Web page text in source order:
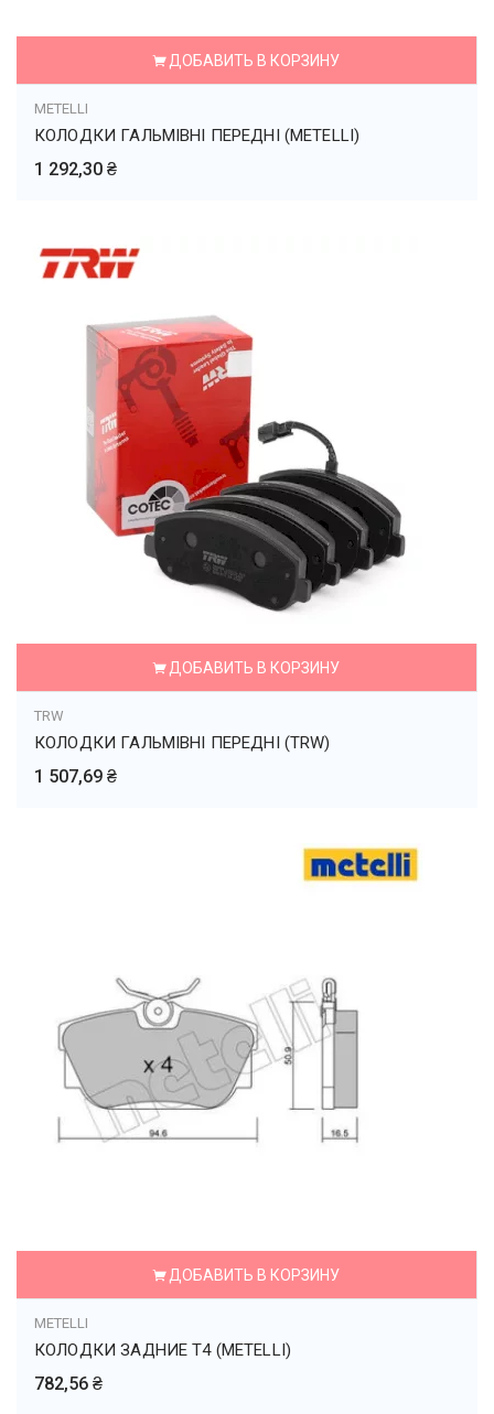
ДОБАВИТЬ В КОРЗИНУ
METELLI
КОЛОДКИ ГАЛЬМІВНІ ПЕРЕДНІ (METELLI)
1 292,30 ₴
ДОБАВИТЬ В КОРЗИНУ
TRW
КОЛОДКИ ГАЛЬМІВНІ ПЕРЕДНІ (TRW)
1 507,69 ₴
ДОБАВИТЬ В КОРЗИНУ
METELLI
КОЛОДКИ ЗАДНИЕ T4 (METELLI)
782,56 ₴